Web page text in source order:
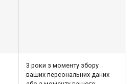
3 роки з моменту збору
ваших персональних даних